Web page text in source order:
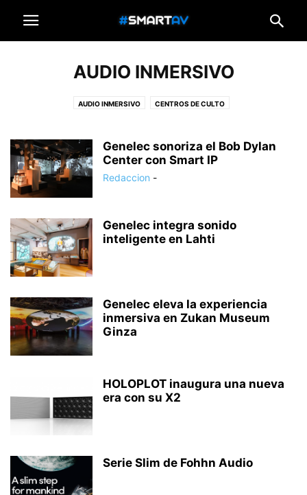
AUDIO INMERSIVO
AUDIO INMERSIVO CENTROS DE CULTO
Genelec sonoriza el Bob Dylan
Center con Smart IP
Redaccion -
Genelec integra sonido
inteligente en Lahti
Genelec eleva la experiencia
inmersiva en Zukan Museum
Ginza
HOLOPLOT inaugura una nueva
era con su X2
Serie Slim de Fohhn Audio